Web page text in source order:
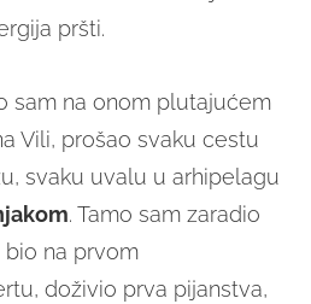
pršti.
sam na onom plutajućem
Vili, prošao svaku cestu
svaku uvalu u arhipelagu
. Tamo sam zaradio
na prvom
doživio prva pijanstva,